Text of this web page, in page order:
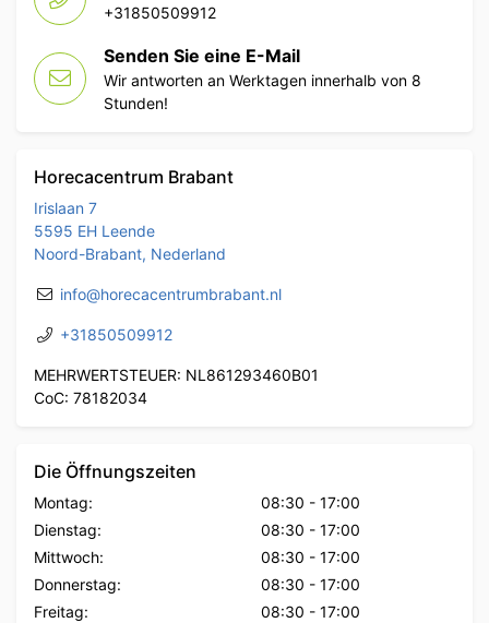
+31850509912
Senden Sie eine E-Mail
Wir antworten an Werktagen innerhalb von 8
Stunden!
Horecacentrum Brabant
Irislaan 7
5595 EH Leende
Noord-Brabant, Nederland
info@horecacentrumbrabant.nl
+31850509912
MEHRWERTSTEUER: NL861293460B01
CoC: 78182034
Die Öffnungszeiten
Montag: 08:30 - 17:00
Dienstag:
08:30 - 17:00
Mittwoch:
08:30 - 17:00
Donnerstag:
08:30 - 17:00
Freitag:
08:30 - 17:00